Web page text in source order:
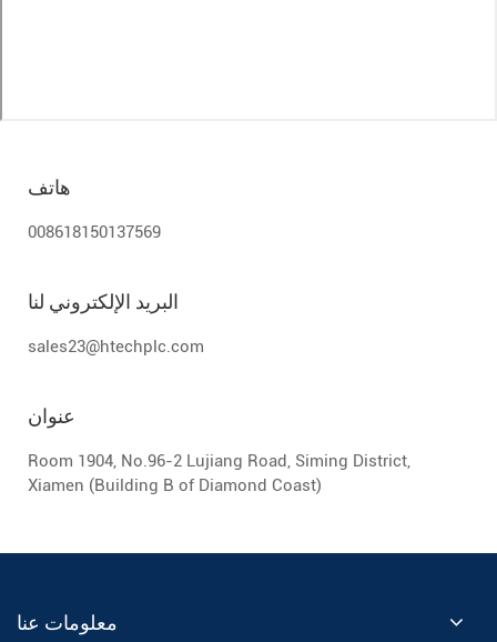
هاتف
008618150137569
البريد الإلكتروني لنا
sales23@htechplc.com
عنوان
Room 1904, No.96-2 Lujiang Road, Siming District,
Xiamen (Building B of Diamond Coast)
معلومات عنا